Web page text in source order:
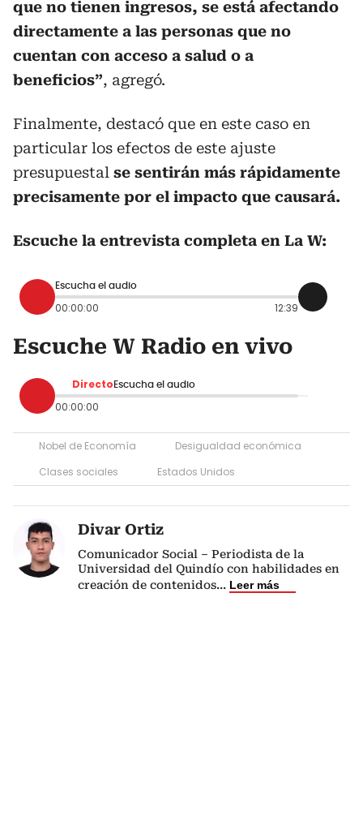
que no tienen ingresos, se está afectando
directamente a las personas que no
cuentan con acceso a salud o a
beneficios”, agregó.
Finalmente, destacó que en este caso en
particular los efectos de este ajuste
presupuestal se sentirán más rápidamente
precisamente por el impacto que causará.
Escuche la entrevista completa en La W:
Escucha el audio
00:00:00 12:39
Escuche W Radio en vivo
Directo Escucha el audio
00:00:00
Nobel de Economía
Desigualdad económica
Clases sociales
Estados Unidos
Divar Ortiz
Comunicador Social – Periodista de la
Universidad del Quindío con habilidades en
creación de contenidos... Leer más